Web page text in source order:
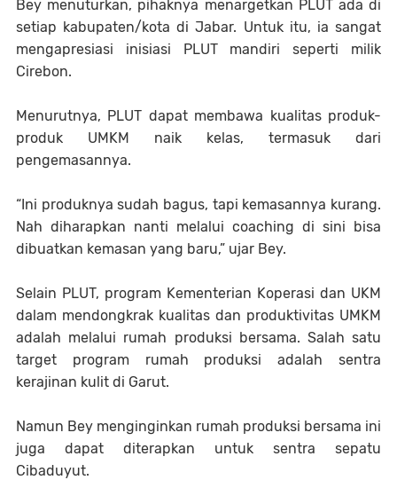
Bey menuturkan, pihaknya menargetkan PLUT ada di
setiap kabupaten/kota di Jabar. Untuk itu, ia sangat
mengapresiasi inisiasi PLUT mandiri seperti milik
Cirebon.
Menurutnya, PLUT dapat membawa kualitas produk-
produk UMKM naik kelas, termasuk dari
pengemasannya.
“Ini produknya sudah bagus, tapi kemasannya kurang.
Nah diharapkan nanti melalui coaching di sini bisa
dibuatkan kemasan yang baru,” ujar Bey.
Selain PLUT, program Kementerian Koperasi dan UKM
dalam mendongkrak kualitas dan produktivitas UMKM
adalah melalui rumah produksi bersama. Salah satu
target program rumah produksi adalah sentra
kerajinan kulit di Garut.
Namun Bey menginginkan rumah produksi bersama ini
juga dapat diterapkan untuk sentra sepatu
Cibaduyut.